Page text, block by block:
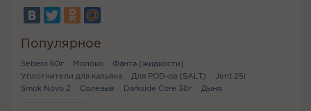
Популярное
Sebero 60г Молоко
Фанта (жидкости)
Уплотнители для кальяна
Для POD-ов (SALT)
Jent 25г
Smok Novo 2
Солевые Darkside Core 30г Дыня